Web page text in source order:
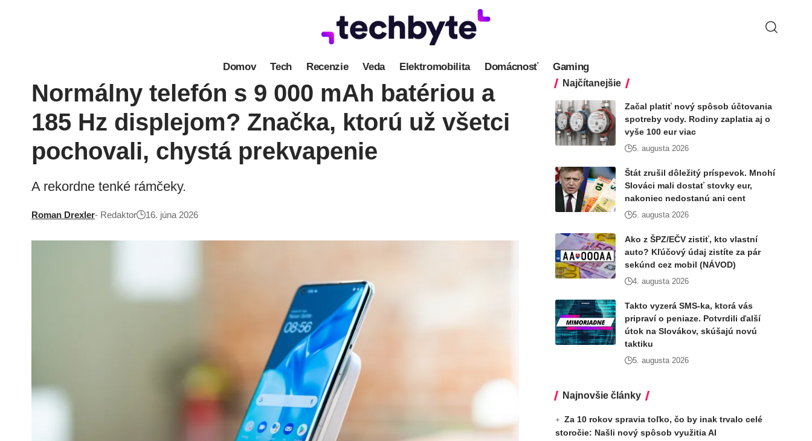
Domov Tech Recenzie Veda Elektromobilita Domácnosť Gaming
Normálny telefón s 9 000 mAh batériou a
185 Hz displejom? Značka, ktorú už všetci
pochovali, chystá prekvapenie
A rekordne tenké rámčeky.
Roman Drexler- Redaktor 16. júna 2026
Najčítanejšie
Začal platiť nový spôsob účtovania
spotreby vody. Rodiny zaplatia aj o
vyše 100 eur viac
5. augusta 2026
Štát zrušil dôležitý príspevok. Mnohí
Slováci mali dostať stovky eur,
nakoniec nedostanú ani cent
5. augusta 2026
Ako z ŠPZ/EČV zistiť, kto vlastní
auto? Kľúčový údaj zistíte za pár
sekúnd cez mobil (NÁVOD)
4. augusta 2026
Takto vyzerá SMS-ka, ktorá vás
pripraví o peniaze. Potvrdili ďalší
útok na Slovákov, skúšajú novú
taktiku
5. augusta 2026
Najnovšie články
Za 10 rokov spravia toľko, čo by inak trvalo celé
storočie: Našli nový spôsob využitia AI